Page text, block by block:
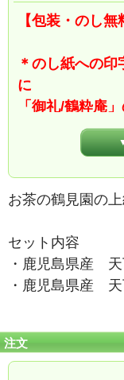
【包装・のし無
＊のし紙への
に
「御礼/鶴粋庵
お茶の鶴見園の
セット内容
・鹿児島県産
・鹿児島県産
注文